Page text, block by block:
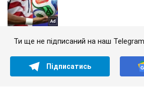
Ти ще не підписаний на наш
Підписатись